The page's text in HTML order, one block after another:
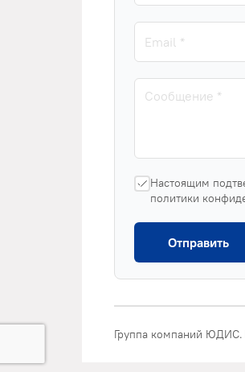
Настоящим
политики
Отправить
Группа компаний